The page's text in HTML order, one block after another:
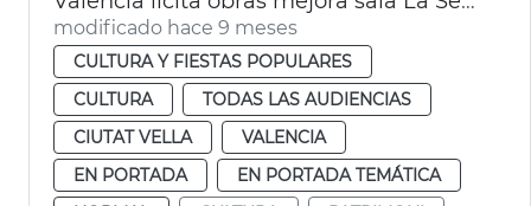
modificado hace 9 meses
CULTURA Y FIESTAS POPULARES
CULTURA
TODAS LAS AUDIENCIAS
CIUTAT VELLA
VALENCIA
EN PORTADA
EN PORTADA TEMÁTICA